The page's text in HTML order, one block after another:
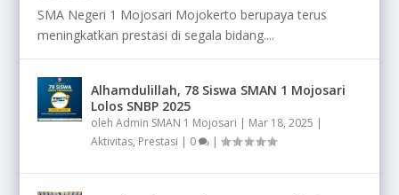
SMA Negeri 1 Mojosari Mojokerto berupaya terus
meningkatkan prestasi di segala bidang....
Alhamdulillah, 78 Siswa SMAN 1 Mojosari
Lolos SNBP 2025
olehAdmin SMAN 1 Mojosari | Mar 18, 2025 |
Aktivitas, Prestasi | 0 |